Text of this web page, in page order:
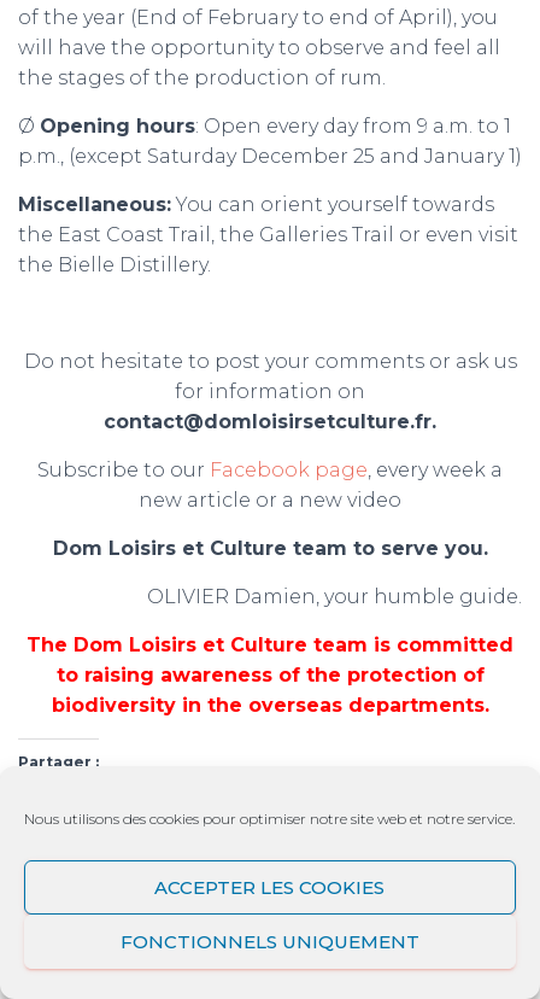
Nous utilisons des cookies pour optimiser notre site web et notre service.
ACCEPTER LES COOKIES
FONCTIONNELS UNIQUEMENT
of the year (End of February to end of April), you
will have the opportunity to observe and feel all
the stages of the production of rum.
Ø Opening hours: Open every day from 9 a.m. to 1
p.m., (except Saturday December 25 and January 1)
Miscellaneous:You can orient yourself towards
the East Coast Trail, the Galleries Trail or even visit
the Bielle Distillery.
Do not hesitate to post your comments or ask us
for information on
contact@domloisirsetculture.fr.
Subscribe to our Facebook page , every week a
new article or a new video
Dom Loisirs et Culture team to serve you.
OLIVIER Damien, your humble guide.
The Dom Loisirs et Culture team is committed
to raising awareness of the protection of
biodiversity in the overseas departments.
Partager :